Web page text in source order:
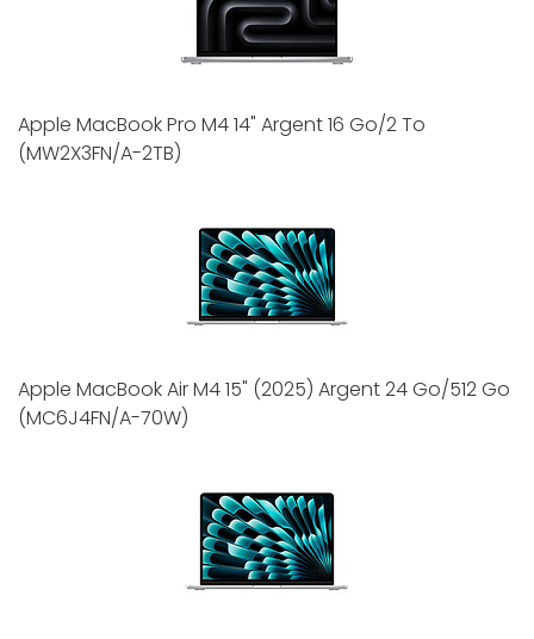
Apple MacBook Pro M4 14" Argent 16 Go/2 To
(MW2X3FN/A-2TB)
Apple MacBook Air M4 15" (2025) Argent 24 Go/512 Go
(MC6J4FN/A-70W)